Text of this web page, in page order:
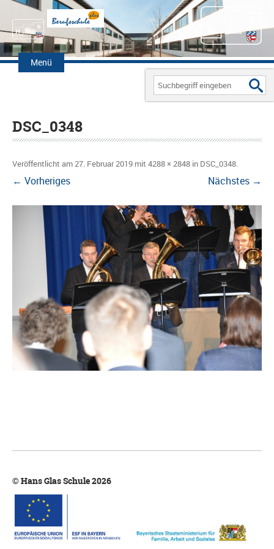
Menü
Zum
Inhalt
Search
for:
DSC_0348
Veröffentlicht am27. Februar 2019 mit 4288 × 2848 in DSC_0348.
← Vorheriges Nächstes →
© Hans Glas Schule 2026